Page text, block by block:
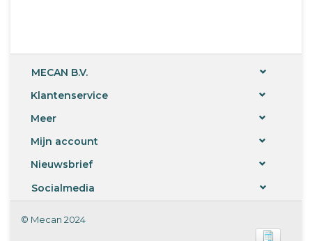
MECAN B.V.
Klantenservice
Meer
Mijn account
Nieuwsbrief
Socialmedia